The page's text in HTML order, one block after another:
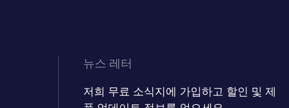
뉴스 레터
저희 무료 소식지에 가입하고 할인 및 제